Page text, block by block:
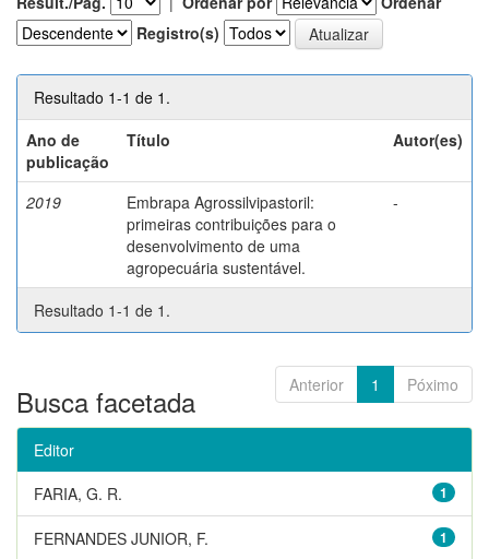
Registro(s)
Resultado 1-1 de 1.
Ano de
publicação
Título Autor(es)
2019
Embrapa Agrossilvipastoril:
primeiras contribuições para o
desenvolvimento de uma
agropecuária sustentável.
-
Resultado 1-1 de 1.
Anterior 1 Póximo
Busca facetada
Editor
1
FARIA, G. R.
1
FERNANDES JUNIOR, F.